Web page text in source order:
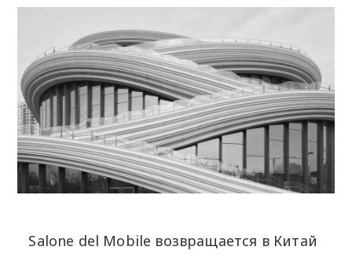
Salone del Mobile возвращается в Китай